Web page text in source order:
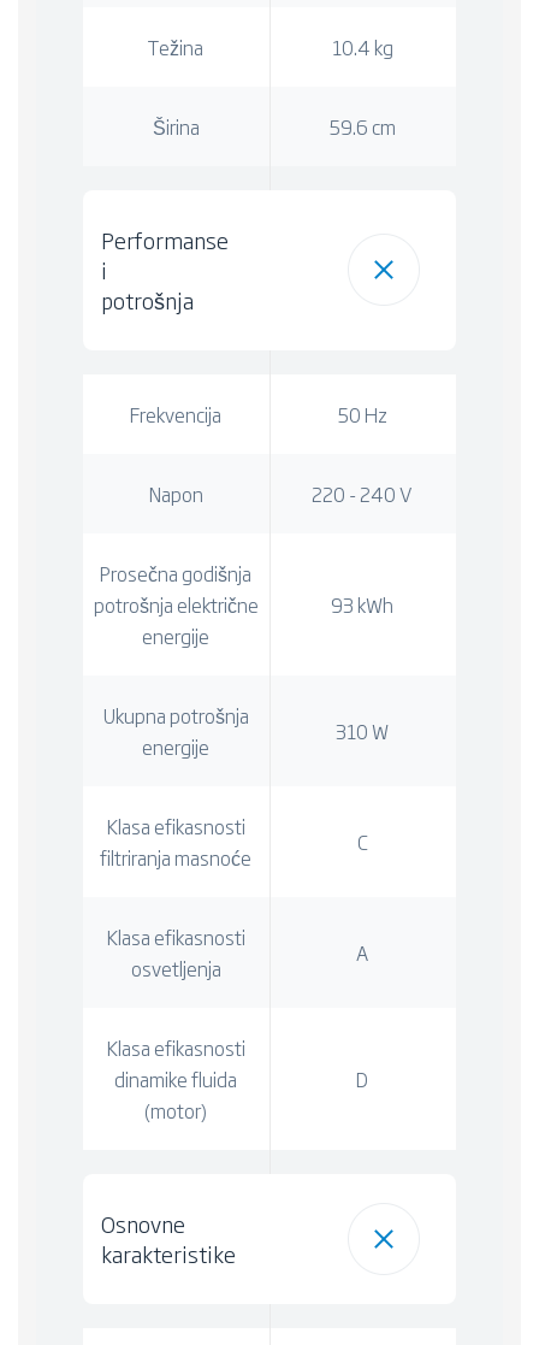
Težina 10.4 kg
Širina 59.6 cm
Performanse
i
potrošnja
Frekvencija 50 Hz
Napon 220 - 240 V
Prosečna godišnja
potrošnja električne
energije
93 kWh
Ukupna potrošnja
energije
310 W
Klasa efikasnosti
filtriranja masnoće
C
Klasa efikasnosti
osvetljenja
A
Klasa efikasnosti
dinamike fluida
(motor)
D
Osnovne
karakteristike